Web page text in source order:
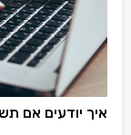
איך יודעים אם